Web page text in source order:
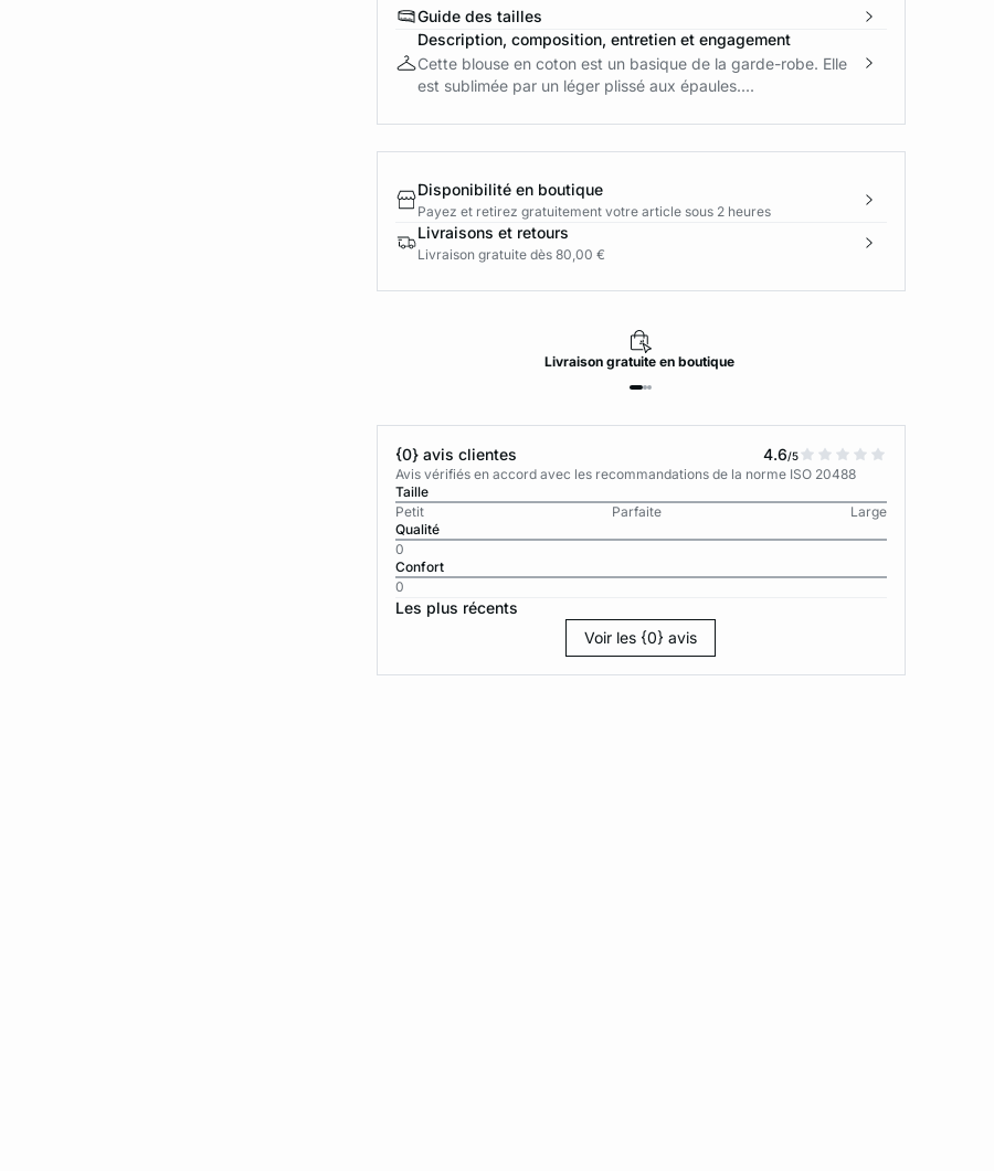
Guide des tailles
Description, composition, entretien et engagement
Cette blouse en coton est un basique de la garde-robe. Elle
est sublimée par un léger plissé aux épaules....
Disponibilité en boutique
Payez et retirez gratuitement votre article sous 2 heures
Livraisons et retours
Livraison gratuite dès 80,00 €
Livraison gratuite en boutique
{0} avis clientes 4.6/5
Avis vérifiés en accord avec les recommandations de la norme ISO 20488
Taille
Petit
Parfaite
Large
Qualité
0
Confort
0
Les plus récents
Voir les {0} avis